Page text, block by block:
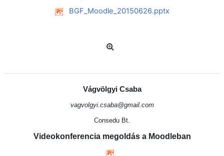
BGF_Moodle_20150626.pptx
Vágvölgyi Csaba
vagvolgyi.csaba@gmail.com
Consedu Bt.
Videokonferencia megoldás a Moodleban